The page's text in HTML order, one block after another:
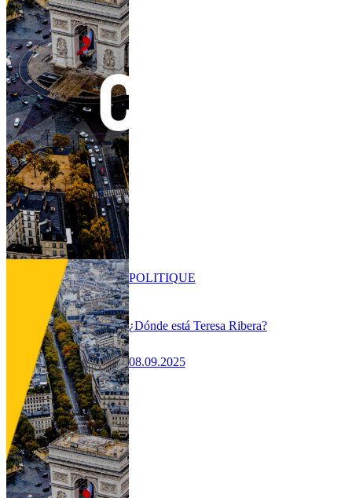
¿Dónde está Teresa Ribera?
08.09.2025
POLITIQUE